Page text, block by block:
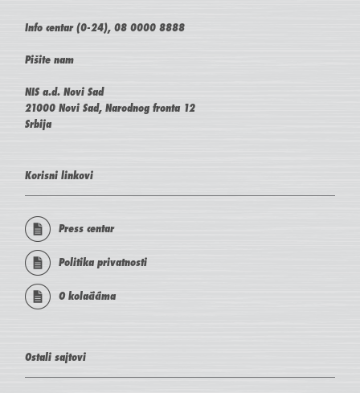
Info centar (0-24), 08 0000 8888
Pišite nam
NIS a.d. Novi Sad
21000 Novi Sad, Narodnog fronta 12
Srbija
Korisni linkovi
Press centar
Politika privatnosti
O kolačićima
Ostali sajtovi